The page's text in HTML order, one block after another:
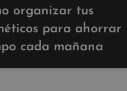
organizar tus
para ahorrar
cada mañana